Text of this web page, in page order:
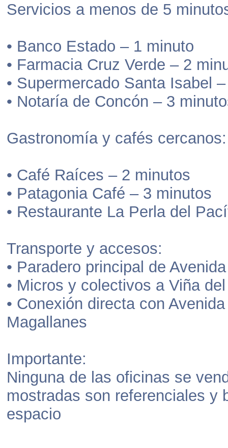
Servicios a menos de 5
• Banco Estado – 1 minuto
• Farmacia Cruz Verde – 2
• Supermercado Santa Isabel
• Notaría de Concón – 3
Gastronomía y cafés cercanos:
• Café Raíces – 2 minutos
• Patagonia Café – 3 minutos
• Restaurante La Perla del
Transporte y accesos:
• Paradero principal de
• Micros y colectivos a Viña
• Conexión directa con
Magallanes
Importante:
Ninguna de las oficinas se
mostradas son referenciales y
espacio